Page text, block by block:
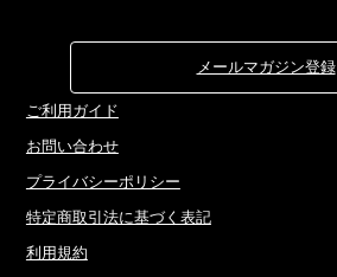
メールマガジン登録
ご利用ガイド
お問い合わせ
プライバシーポリシー
特定商取引法に基づく表記
利用規約